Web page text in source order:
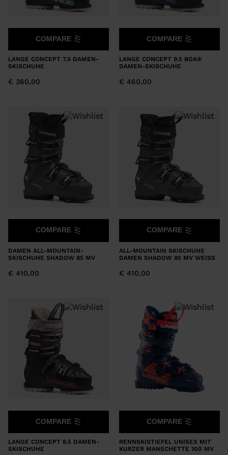
LANGE CONCEPT 7.5 DAMEN-
SKISCHUHE
€ 360,00
COMPARE
LANGE CONCEPT 9.5 BOA®
DAMEN-SKISCHUHE
€ 460,00
COMPARE
DAMEN ALL-MOUNTAIN-
SKISCHUHE SHADOW 85 MV
€ 410,00
COMPARE
ALL-MOUNTAIN SKISCHUHE
DAMEN SHADOW 85 MV WEISS
€ 410,00
COMPARE
LANGE CONCEPT 8.5 DAMEN-
SKISCHUHE
COMPARE
RENNSKISTIEFEL UNISEX MIT
KURZER MANSCHETTE 100 MV
COMPARE